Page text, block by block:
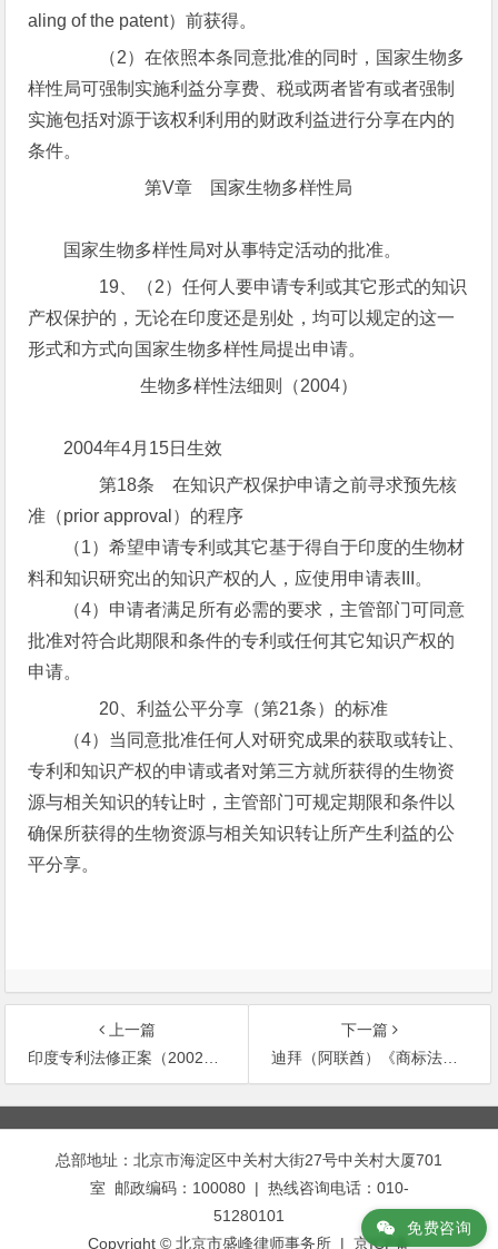
aling of the patent）前获得。
（2）在依照本条同意批准的同时，国家生物多
样性局可强制实施利益分享费、税或两者皆有或者强制
实施包括对源于该权利利用的财政利益进行分享在内的
条件。
第V章 国家生物多样性局
国家生物多样性局对从事特定活动的批准。
19、（2）任何人要申请专利或其它形式的知识
产权保护的，无论在印度还是别处，均可以规定的这一
形式和方式向国家生物多样性局提出申请。
生物多样性法细则（2004）
2004年4月15日生效
第18条 在知识产权保护申请之前寻求预先核
准（prior approval）的程序
（1）希望申请专利或其它基于得自于印度的生物材
料和知识研究出的知识产权的人，应使用申请表III。
（4）申请者满足所有必需的要求，主管部门可同意
批准对符合此期限和条件的专利或任何其它知识产权的
申请。
20、利益公平分享（第21条）的标准
（4）当同意批准任何人对研究成果的获取或转让、
专利和知识产权的申请或者对第三方就所获得的生物资
源与相关知识的转让时，主管部门可规定期限和条件以
确保所获得的生物资源与相关知识转让所产生利益的公
平分享。
上一篇
印度专利法修正案（2002）中与遗传资源、传统知识相关条款介绍
下一篇
迪拜（阿联酋）《商标法》介绍
文
章
总部地址：北京市海淀区中关村大街27号中关村大厦701
室 邮政编码：100080 | 热线咨询电话：010-
51280101
Copyright © 北京市盛峰律师事务所 | 京ICP备
免费咨询